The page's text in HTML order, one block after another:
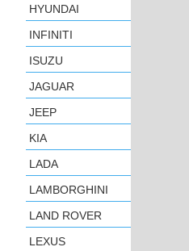
HYUNDAI
INFINITI
ISUZU
JAGUAR
JEEP
KIA
LADA
LAMBORGHINI
LAND ROVER
LEXUS